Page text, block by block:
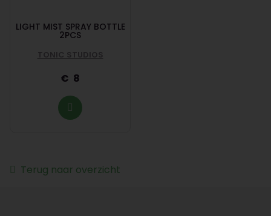
LIGHT MIST SPRAY BOTTLE
2PCS
TONIC STUDIOS
8
Terug naar overzicht